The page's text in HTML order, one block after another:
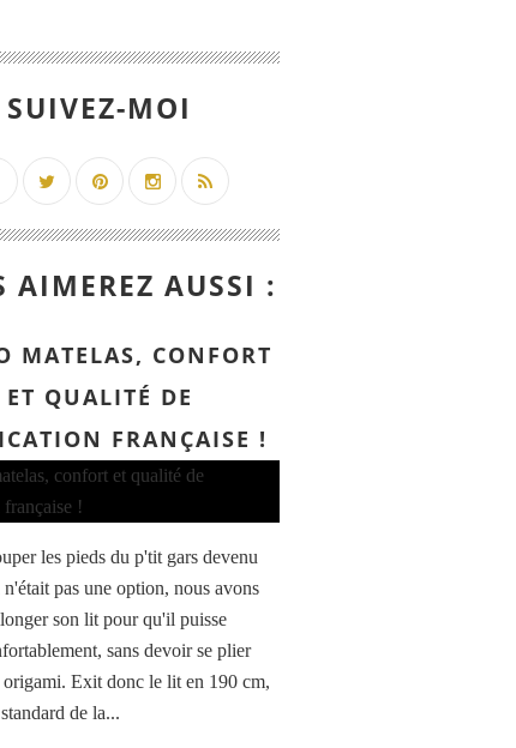
SUIVEZ-MOI
AIMEREZ AUSSI :
MATELAS, CONFORT
ET QUALITÉ DE
FRANÇAISE !
les pieds du p'tit gars devenu
pas une option, nous avons
son lit pour qu'il puisse
sans devoir se plier
origami. Exit donc le lit en 190 cm,
de la...